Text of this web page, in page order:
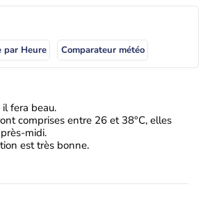
par Heure Comparateur météo
fera beau.
comprises entre 26 et 38°C, elles
midi.
est très bonne.